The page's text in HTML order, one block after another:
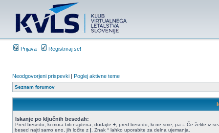
Prijava Registriraj se!
Neodgovorjeni prispevki | Poglej aktivne teme
Seznam forumov
Iskanje po ključnih besedah:
Pred besedo, ki mora biti najdena, dodajte + , pred besedo, ki ne sme, pa - . Če želite iz
besed najti samo eno, jih ločite z | . Znak * lahko uporabite za delna ujemanja.